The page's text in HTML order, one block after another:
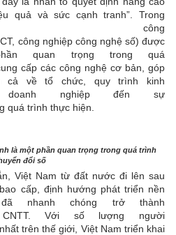
quả và sức cạnh tranh”. Trong
công nghiệp công nghệ số) được
quan trọng trong quá
cấp các công nghệ cơ bản, góp
cả về tổ chức, quy trình kinh
nghiệp đến sự
quá trình thực hiện.
là một phần quan trọng trong quá trình
đổi số
Việt Nam từ đất nước đi lên sau
cấp, định hướng phát triển nền
nhanh chóng trở thành
Với số lượng người
trên thế giới, Việt Nam triển khai